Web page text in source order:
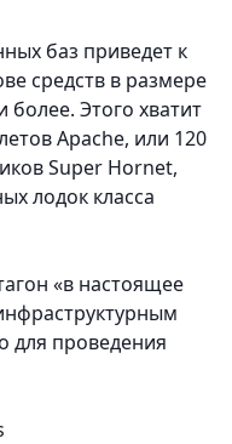
баз приведет к
средств в размере
Этого хватит
Apache, или 120
Super Hornet,
лодок класса
«в настоящее
для проведения